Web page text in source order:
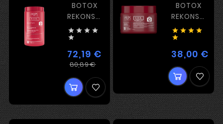
BOTOX
REKONSTRUKTSIOONIGA
ILMA
SIRGENDAMISETA
JA KILE
MOODUSTAMISE
   

72,19 €
80,89 € Tavahind
Hind
BOTOX
ILMA
JA KILE
EFEKTIGA
   

38,00 €